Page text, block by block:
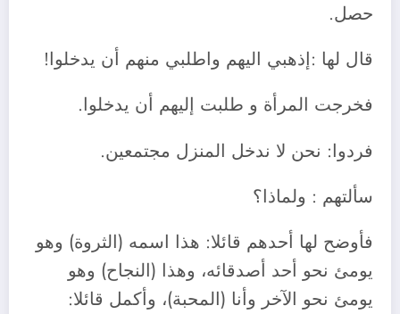
حصل.
قال لها :إذهبي اليهم واطلبي منهم أن يدخلوا!
فخرجت المرأة و طلبت إليهم أن يدخلوا.
فردوا: نحن لا ندخل المنزل مجتمعين.
سألتهم : ولماذا؟
فأوضح لها أحدهم قائلا: هذا اسمه (الثروة) وهو
يومئ نحو أحد أصدقائه، وهذا (النجاح) وهو
يومئ نحو الآخر وأنا (المحبة)، وأكمل قائلا: